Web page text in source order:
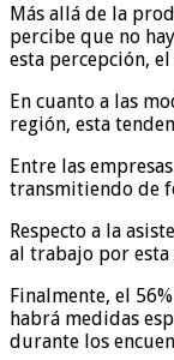
Más allá de la
percibe que no
esta percepción,
En cuanto a las
región, esta
Entre las
transmitiendo de
Respecto a la
al trabajo por esta
Finalmente, el
habrá medidas
durante los